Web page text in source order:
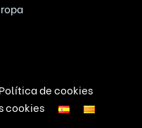
Política de cookies
cookies